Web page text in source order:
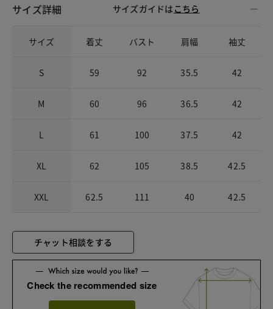
サイズ詳細 サイズガイドは こちら
サイズ 着丈 バスト 肩幅 袖丈
S 59 92 35.5 42
M 60 96 36.5 42
L 61 100 37.5 42
XL 62 105 38.5 42.5
XXL 62.5 111 40 42.5
チャット相談をする
Check the recommended size